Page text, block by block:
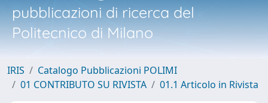
pubblicazioni di ricerca del
Politecnico di Milano
IRIS
Catalogo Pubblicazioni POLIMI
01 CONTRIBUTO SU RIVISTA
01.1 Articolo in Rivista